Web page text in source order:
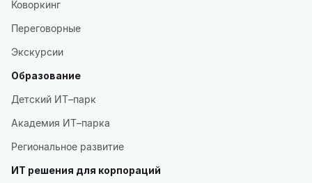
Коворкинг
Переговорные
Экскурсии
Образование
Детский ИТ–парк
Академия ИТ–парка
Региональное развитие
ИТ решения для корпораций